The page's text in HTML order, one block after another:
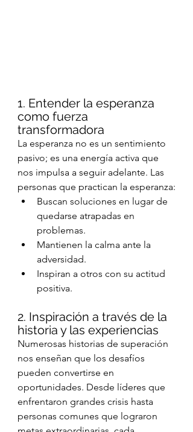
1. Entender la esperanza
como fuerza
transformadora
La esperanza no es un sentimiento
pasivo; es una energía activa que
nos impulsa a seguir adelante. Las
personas que practican la esperanza:
Buscan soluciones en lugar de
quedarse atrapadas en
problemas.
Mantienen la calma ante la
adversidad.
Inspiran a otros con su actitud
positiva.
2. Inspiración a través de la
historia y las experiencias
Numerosas historias de superación
nos enseñan que los desafíos
pueden convertirse en
oportunidades. Desde líderes que
enfrentaron grandes crisis hasta
personas comunes que lograron